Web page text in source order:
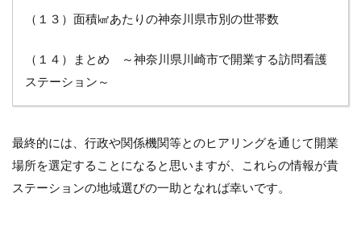
（１３）面積㎢あたりの神奈川県市別の世帯数
（１４）まとめ ～神奈川県川崎市で開業する訪問看護
ステーション～
最終的には、行政や関係機関等とのヒアリングを通じて開業
場所を選定することになると思いますが、これらの情報が貴
ステーションの地域選びの一助となれば幸いです。